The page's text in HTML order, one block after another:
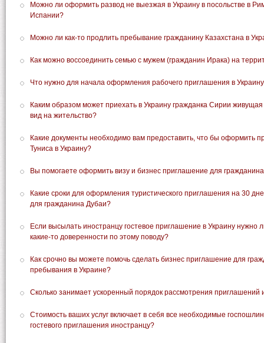
Можно ли оформить развод не выезжая в Украину в посольстве в
Испании?
Можно ли как-то продлить пребывание гражданину Казахстана в
Как можно воссоединить семью с мужем (гражданин Ирака) на
Что нужно для начала оформления рабочего приглашения в
Каким образом может приехать в Украину гражданка Сирии
вид на жительство?
Какие документы необходимо вам предоставить, что бы оформить
Туниса в Украину?
Вы помогаете оформить визу и бизнес приглашение для
Какие сроки для оформления туристического приглашения на 30
для гражданина Дубаи?
Если высылать иностранцу гостевое приглашение в Украину нужно
какие-то доверенности по этому поводу?
Как срочно вы можете помочь сделать бизнес приглашение для
пребывания в Украине?
Сколько занимает ускоренный порядок рассмотрения приглашений
Стоимость ваших услуг включает в себя все необходимые
гостевого приглашения иностранцу?